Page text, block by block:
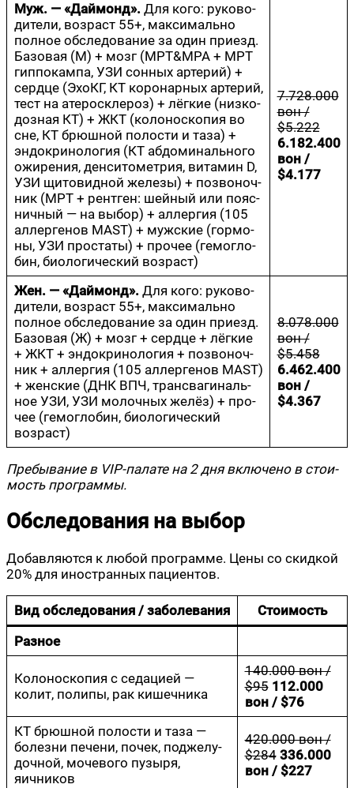
Муж. — «Дай­монд».Для кого: руко­во­
ди­те­ли, воз­раст 55+, мак­си­маль­но
пол­ное обсле­до­ва­ние за один при­езд.
Базо­вая (М) + мозг (МРТ&МРА + МРТ
гип­по­кам­па, УЗИ сон­ных арте­рий) +
серд­це (Эхо­КГ, КТ коро­нар­ных арте­рий,
тест на ате­ро­скле­роз) + лёг­кие (низ­ко­
доз­ная КТ) + ЖКТ (коло­но­ско­пия во
сне, КТ брюш­ной поло­сти и таза) +
эндо­кри­но­ло­гия (КТ абдо­ми­наль­но­го
ожи­ре­ния, ден­си­то­мет­рия, вита­мин D,
УЗИ щито­вид­ной желе­зы) + позво­ноч­
ник (МРТ + рент­ген: шей­ный или пояс­
нич­ный — на выбор) + аллер­гия (105
аллер­ге­нов MAST) + муж­ские (гор­мо­
ны, УЗИ про­ста­ты) + про­чее (гемо­гло­
бин, био­ло­ги­че­ский возраст)
7.728.000
вон /
$5.222
6.182.400
вон /
$4.177
Жен. — «Дай­монд».Для кого: руко­во­
ди­те­ли, воз­раст 55+, мак­си­маль­но
пол­ное обсле­до­ва­ние за один при­езд.
Базо­вая (Ж) + мозг + серд­це + лёг­кие
+ ЖКТ + эндо­кри­но­ло­гия + позво­ноч­
ник + аллер­гия (105 аллер­ге­нов MAST)
+ жен­ские (ДНК ВПЧ, транс­ва­ги­наль­
ное УЗИ, УЗИ молоч­ных желёз) + про­
чее (гемо­гло­бин, био­ло­ги­че­ский
возраст)
8.078.000
вон /
$5.458
6.462.400
вон /
$4.367
Пре­бы­ва­ние в VIP-пала­те на 2 дня вклю­че­но в сто­и­
мость программы.
Обследования на выбор
Добав­ля­ют­ся к любой про­грам­ме. Цены со скид­кой
20% для ино­стран­ных пациентов.
Вид обсле­до­ва­ния / забо­ле­ва­ния
Сто­и­мость
Раз­ное
Коло­но­ско­пия с седа­ци­ей —
колит, поли­пы, рак кишечника
140.000 вон /
$95 112.000
вон / $76
КТ брюш­ной поло­сти и таза —
болез­ни пече­ни, почек, под­же­лу­
доч­ной, моче­во­го пузы­ря,
яичников
420.000 вон /
$284 336.000
вон / $227